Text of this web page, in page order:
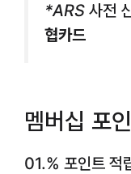
*ARS 사전
협카드
멤버십 포
01.% 포인트 적